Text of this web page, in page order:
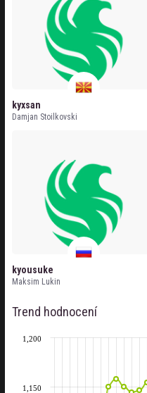
kyxsan
Damjan Stoilkovski
kyousuke
Maksim Lukin
Trend hodnocení
1,150
1,200